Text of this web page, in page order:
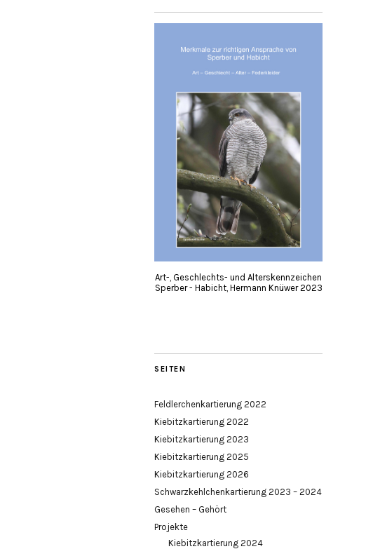
Art-, Geschlechts- und Alterskennzeichen
Sperber - Habicht, Hermann Knüwer 2023
SEITEN
Feldlerchenkartierung 2022
Kiebitzkartierung 2022
Kiebitzkartierung 2023
Kiebitzkartierung 2025
Kiebitzkartierung 2026
Schwarzkehlchenkartierung 2023 – 2024
Gesehen – Gehört
Projekte
Kiebitzkartierung 2024